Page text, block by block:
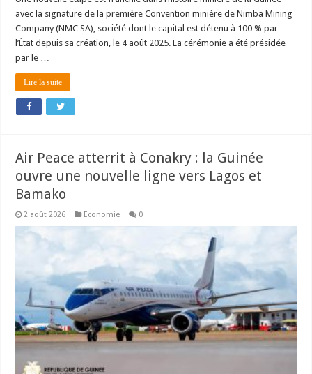
avec la signature de la première Convention minière de Nimba Mining
Company (NMC SA), société dont le capital est détenu à 100 % par
l’État depuis sa création, le 4 août 2025. La cérémonie a été présidée
par le …
Lire la suite
Air Peace atterrit à Conakry : la Guinée
ouvre une nouvelle ligne vers Lagos et
Bamako
2 août 2026 Economie 0